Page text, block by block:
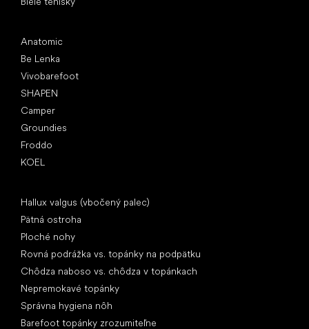
Anatomic
Be Lenka
Vivobarefoot
SHAPEN
Camper
Groundies
Froddo
KOEL
Hallux valgus (vbočený palec)
Pätná ostroha
Ploché nohy
Rovná podrážka vs. topánky na podpätku
Chôdza naboso vs. chôdza v topánkach
Nepremokavé topánky
Správna hygiena nôh
Barefoot topánky zrozumiteľne